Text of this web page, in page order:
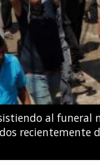
estilo libre
Natación LEN,